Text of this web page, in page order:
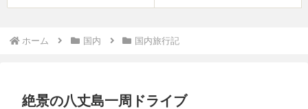
ホーム 国内 国内旅行記
絶景の八丈島一周ドライブ